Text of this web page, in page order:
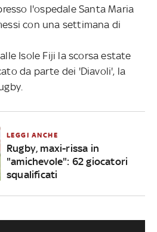
l'ospedale Santa Maria
con una settimana di
Isole Fiji la scorsa estate
da parte dei 'Diavoli', la
LEGGI ANCHE
Rugby, maxi-rissa in
"amichevole": 62 giocatori
squalificati